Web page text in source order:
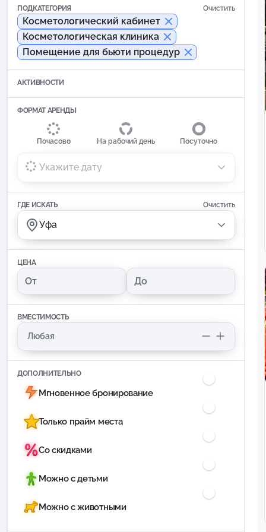
ПОДКАТЕГОРИЯ Очистить
Косметологический кабинет
Косметологическая клиника
Помещение для бьюти процедур
АКТИВНОСТИ
ФОРМАТ АРЕНДЫ
Почасово На рабочий день Посуточно
Укажите дату
ГДЕ ИСКАТЬ Очистить
Уфа
ЦЕНА
ВМЕСТИМОСТЬ
ДОПОЛНИТЕЛЬНО
Мгновенное бронирование
Только прайм места
Со скидками
Можно с детьми
Можно с животными